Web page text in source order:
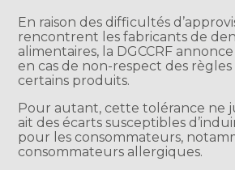
En raison des difficultés
rencontrent les fabricants de
alimentaires, la DGCCRF
en cas de non-respect des
certains produits.
Pour autant, cette tolérance ne
ait des écarts susceptibles
pour les consommateurs,
consommateurs allergiques.